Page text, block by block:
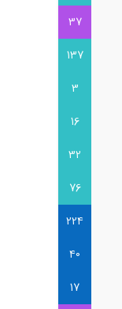
37
137
3
16
32
76
224
40
17